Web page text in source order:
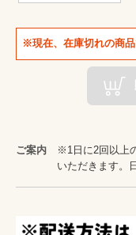
※現在、在庫切れの商品
ご案内
※1日に2回以上
いただきます。